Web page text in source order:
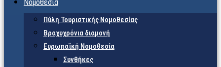
Νομοθεσία
Πύλη Τουριστικής Νομοθεσίας
Βραχυχρόνια διαμονή
Ευρωπαϊκή Νομοθεσία
Συνθήκες